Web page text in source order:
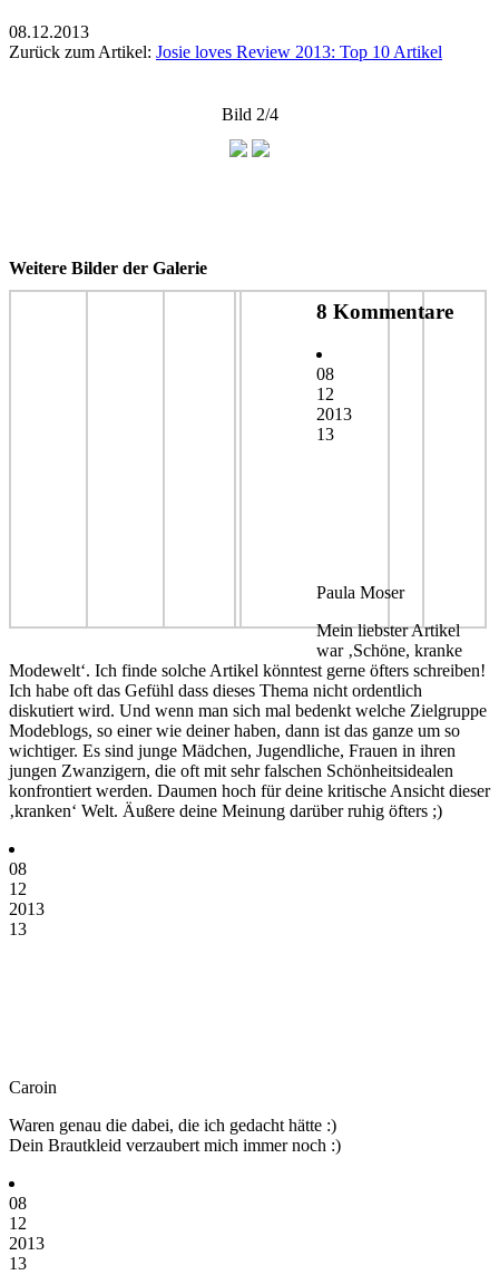
08.12.2013
Zurück zum Artikel: Josie loves Review 2013: Top 10 Artikel
Bild 2/4
Weitere Bilder der Galerie
8 Kommentare
08
12
2013
13
Paula Moser
Mein liebster Artikel
war ‚Schöne, kranke
Modewelt‘. Ich finde solche Artikel könntest gerne öfters schreiben!
Ich habe oft das Gefühl dass dieses Thema nicht ordentlich
diskutiert wird. Und wenn man sich mal bedenkt welche Zielgruppe
Modeblogs, so einer wie deiner haben, dann ist das ganze um so
wichtiger. Es sind junge Mädchen, Jugendliche, Frauen in ihren
jungen Zwanzigern, die oft mit sehr falschen Schönheitsidealen
konfrontiert werden. Daumen hoch für deine kritische Ansicht dieser
‚kranken‘ Welt. Äußere deine Meinung darüber ruhig öfters ;)
08
12
2013
13
Caroin
Waren genau die dabei, die ich gedacht hätte :)
Dein Brautkleid verzaubert mich immer noch :)
08
12
2013
13